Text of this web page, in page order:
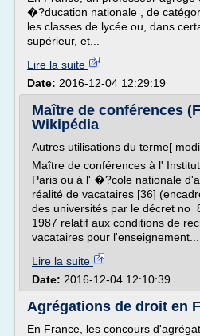
�?ducation nationale , de
les classes de lycée ou, dans
supérieur, et...
Lire la suite
Date: 2016-12-04 12:29:19
Maître de conférences
Wikipédia
Autres utilisations du terme[
Maître de conférences à l'
Paris ou à l' �?cole nationale
réalité de vacataires [36]
des universités par le décret no
1987 relatif aux conditions de
vacataires pour l'enseignement...
Lire la suite
Date: 2016-12-04 12:10:39
Agrégations de droit en
En France, les concours